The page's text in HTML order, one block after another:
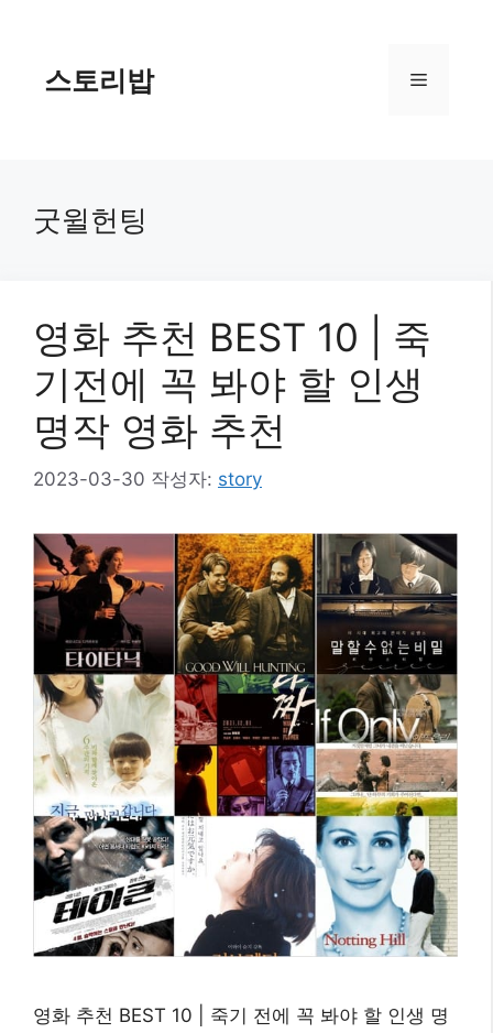
스토리밥 메
굿윌헌팅
영화 추천 BEST 10 | 죽
기전에 꼭 봐야 할 인생
명작 영화 추천
2023-03-30 작성자: story
영화 추천 BEST 10 | 죽기 전에 꼭 봐야 할 인생 명